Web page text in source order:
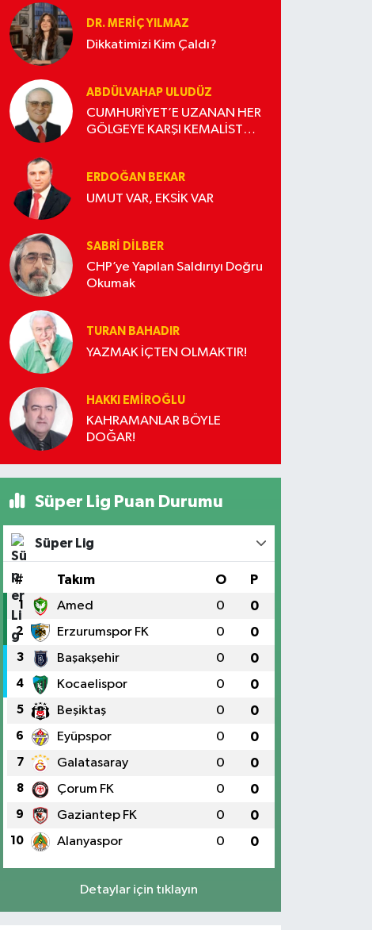
DR. MERIÇ YILMAZ
Dikkatimizi Kim Çaldı?
ABDÜLVAHAP ULUDÜZ
CUMHURİYET’E UZANAN HER
GÖLGEYE KARŞI KEMALİST
ERDOĞAN BEKAR
UMUT VAR, EKSİK VAR
SABRI DILBER
CHP’ye Yapılan Saldırıyı Doğru
Okumak
TURAN BAHADIR
YAZMAK İÇTEN OLMAKTIR!
HAKKI EMİROĞLU
KAHRAMANLAR BÖYLE
DOĞAR!
Süper Lig Puan Durumu
Süper Lig
# Takım O P
1 Amed 0 0
2 Erzurumspor FK 0 0
3 Başakşehir 0 0
4 Kocaelispor 0 0
5 Beşiktaş 0 0
6 Eyüpspor 0 0
7 Galatasaray 0 0
8 Çorum FK 0 0
9 Gaziantep FK 0 0
10 Alanyaspor 0 0
Detaylar için tıklayın